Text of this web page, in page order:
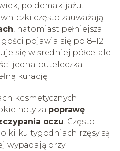
po demakijażu.
często zauważają
, natomiast pełniejsza
pojawia się po 8–12
się w średniej półce, ale
jedna buteleczka
kurację.
kosmetycznych
noty za poprawę
oczu . Często
kilku tygodniach rzęsy są
wypadają przy